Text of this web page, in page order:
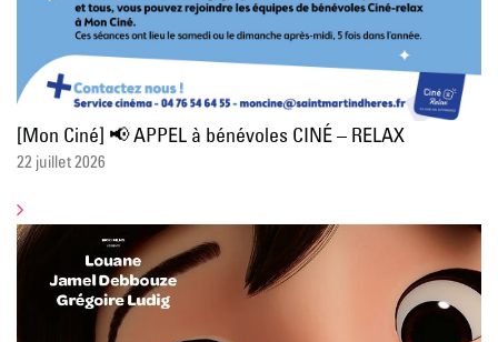
[Mon Ciné] 📢 APPEL à bénévoles CINÉ – RELAX
22 juillet 2026